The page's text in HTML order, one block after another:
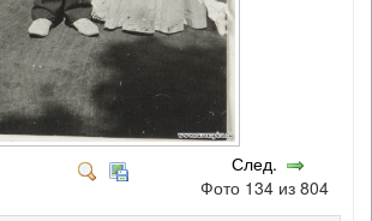
След.
Фото 134 из 804